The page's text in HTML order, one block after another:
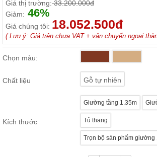
trang
điểm
Nội
Thất
ăn,
Giá thị trường:33.200.000đ
Giảm: 46%
Giá chúng tôi: 18.052.500đ
( Lưu ý: Giá trên chưa VAT + vận chuyển ngoại
Chọn màu:
Chất liệu Gỗ tự nhiên
Kích thước
Giường tầng 1.35m
Tủ thang
Trọn bộ sản phẩm